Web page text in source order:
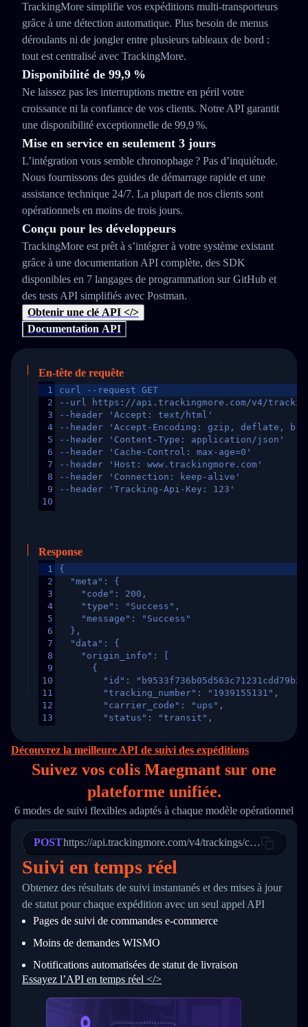
TrackingMore simplifie vos expéditions multi‑transporteurs
grâce à une détection automatique. Plus besoin de menus
déroulants ni de jongler entre plusieurs tableaux de bord :
tout est centralisé avec TrackingMore.
Disponibilité de 99,9 %
Ne laissez pas les interruptions mettre en péril votre
croissance ni la confiance de vos clients. Notre API garantit
une disponibilité exceptionnelle de 99,9 %.
Mise en service en seulement 3 jours
L’intégration vous semble chronophage ? Pas d’inquiétude.
Nous fournissons des guides de démarrage rapide et une
assistance technique 24/7. La plupart de nos clients sont
opérationnels en moins de trois jours.
Conçu pour les développeurs
TrackingMore est prêt à s’intégrer à votre système existant
grâce à une documentation API complète, des SDK
disponibles en 7 langages de programmation sur GitHub et
des tests API simplifiés avec Postman.
Obtenir une clé API </>
Documentation API
En-tête de requête
1
2
3
4
5
6
7
8
9
10
curl --request GET
--url https://api.trackingmore.com/v4/trackings/
--header 'Accept: text/html'
--header 'Accept-Encoding: gzip, deflate,
--header 'Content-Type: application/json'
--header 'Cache-Control: max-age=0'
--header 'Host: www.trackingmore.com'
--header 'Connection: keep-alive'
--header 'Tracking-Api-Key: 123'
Response
1
2
3
4
5
6
7
8
9
10
11
12
13
16
17
21
22
23
24
25
27
28
29
30
31
33
34
{
  "meta": {
    "code": 200,
    "type": "Success",
    "message": "Success"
  },
  "data": {
    "origin_info": [
      {
"id":
        "tracking_number": "1939155131",
        "carrier_code": "ups",
        "status": "transit",
        "itemTimeLength": 2,
        "weblink": "",
        "phone": null,
        "trackinfo": [
          {
            "Date": "2017-03-08 04: 22: 00",
"StatusDescription": "Departed
"Details": "Departed Facility
          },
          {
            "Date": "2017-03-06 15:28:00",
"StatusDescription": "Shipment
"Details": "BEIJING-
          }
      }
  }
}
Découvrez la meilleure API de suivi des expéditions
Suivez vos colis Maegmant sur one
plateforme unifiée.
6 modes de suivi flexibles adaptés à chaque modèle opérationnel
POSThttps://api.trackingmore.com/v4/trackings/create
Suivi en temps réel
Obtenez des résultats de suivi instantanés et des mises à jour
de statut pour chaque expédition avec un seul appel API
Pages de suivi de commandes e‑commerce
Moins de demandes WISMO
Notifications automatisées de statut de livraison
Essayez l’API en temps réel </>